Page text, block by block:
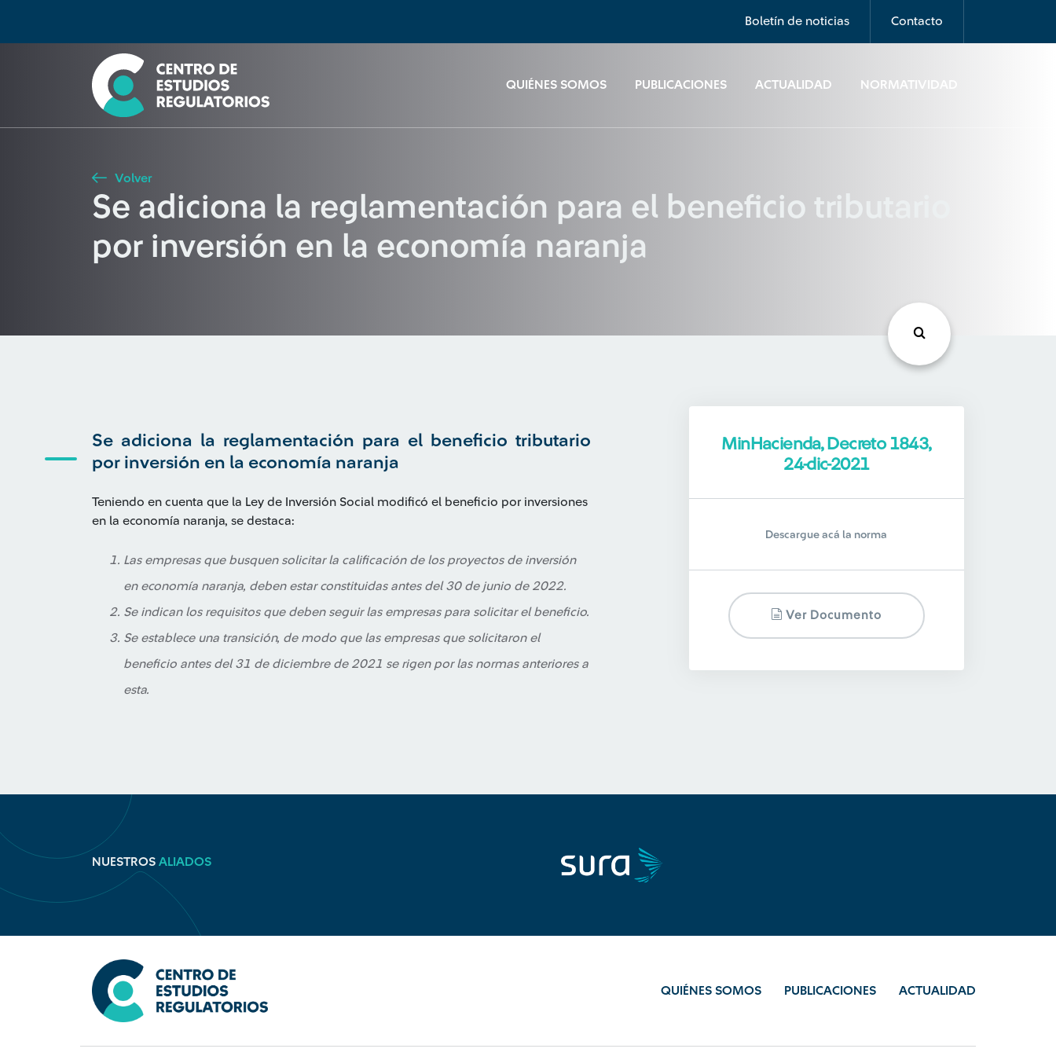
Boletín de noticias Contacto
QUIÉNES SOMOS PUBLICACIONES ACTUALIDAD NORMATIVIDAD
Seleccione país
Buscar
Volver
Se adiciona la reglamentación para el beneficio tributario
por inversión en la economía naranja
Se adiciona la reglamentación para el beneficio tributario
por inversión en la economía naranja
Teniendo en cuenta que la Ley de Inversión Social modificó el beneficio por inversiones
en la economía naranja, se destaca:
Las empresas que busquen solicitar la calificación de los proyectos de inversión
en economía naranja, deben estar constituidas antes del 30 de junio de 2022.
Se indican los requisitos que deben seguir las empresas para solicitar el beneficio.
Se establece una transición, de modo que las empresas que solicitaron el
beneficio antes del 31 de diciembre de 2021 se rigen por las normas anteriores a
esta.
MinHacienda, Decreto 1843,
24-dic-2021
Descargue acá la norma
Ver Documento
NUESTROS ALIADOS
QUIÉNES SOMOS PUBLICACIONES ACTUALIDAD